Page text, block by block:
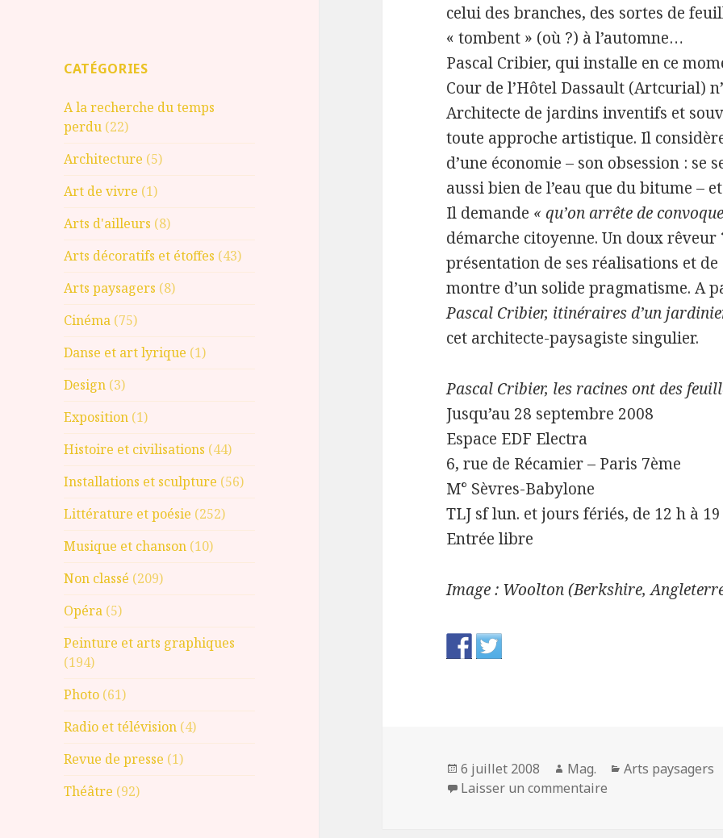
CATÉGORIES
A la recherche du temps
perdu (22)
Architecture (5)
Art de vivre (1)
Arts d'ailleurs (8)
Arts décoratifs et étoffes (43)
Arts paysagers (8)
Cinéma (75)
Danse et art lyrique (1)
Design (3)
Exposition (1)
Histoire et civilisations (44)
Installations et sculpture (56)
Littérature et poésie (252)
Musique et chanson (10)
Non classé (209)
Opéra (5)
Peinture et arts graphiques
(194)
Photo (61)
Radio et télévision (4)
Revue de presse (1)
Théâtre (92)
celui des branches, des sortes de
« tombent » (où ?) à l’automne…
Pascal Cribier, qui installe en ce
Cour de l’Hôtel Dassault (Artcurial)
Architecte de jardins inventifs et
toute approche artistique. Il
d’une économie – son obsession : se
aussi bien de l’eau que du bitume –
Il demande « qu’on arrête de
démarche citoyenne. Un doux
présentation de ses réalisations et
montre d’un solide pragmatisme. A
Pascal Cribier, itinéraires d’un
cet architecte-paysagiste singulier.
Pascal Cribier, les racines ont des
Jusqu’au 28 septembre 2008
Espace EDF Electra
6, rue de Récamier – Paris 7ème
M° Sèvres-Babylone
TLJ sf lun. et jours fériés, de 12 h à
Entrée libre
Image : Woolton (Berkshire,
Publié
le
6 juillet 2008 Auteur
Mag. Catégories
Arts paysagers
Laisser un commentaire